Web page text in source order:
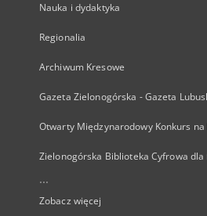
Nauka i dydaktyka
Regionalia
Archiwum Kresowe
Gazeta Zielonogórska - Gazeta
Otwarty Międzynarodowy Konkurs na
Zielonogórska Biblioteka Cyfrowa
...
Zobacz więcej